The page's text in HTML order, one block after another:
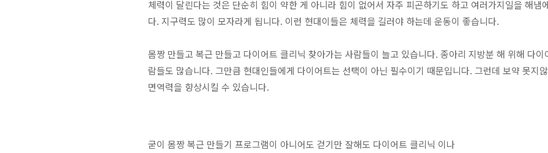
체력이 달린다는 것은 단순히 힘이 약한 게 아니라 힘이 없어서 자주 피곤하기도 하고 여러가지일을 해냄
다. 지구력도 많이 모자라게 됩니다. 이런 현대이들은 체력을 길러야 하는데 운동이 좋습니다.
몸짱 만들고 복근 만들고 다이어트 클리닉 찾아가는 사람들이 늘고 있습니다. 종아리 지방분 해 위해 다
람들도 많습니다. 그만큼 현대인들에게 다이어트는 선택이 아닌 필수이기 때문입니다. 그런데 보약 못지
면역력을 향상시킬 수 있습니다.
굳이 몸짱 복근 만들기 프로그램이 아니어도 걷기만 잘해도 다이어트 클리닉 이나